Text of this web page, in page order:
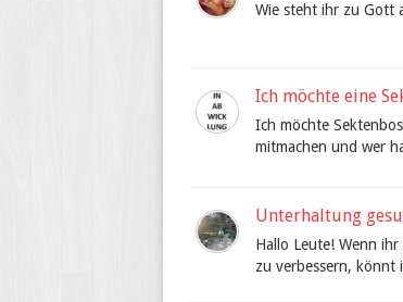
Wie steht ihr zu Gott
Ich möchte eine
Ich möchte
mitmachen und wer
Unterhaltung
Hallo Leute! Wenn
zu verbessern, könnt